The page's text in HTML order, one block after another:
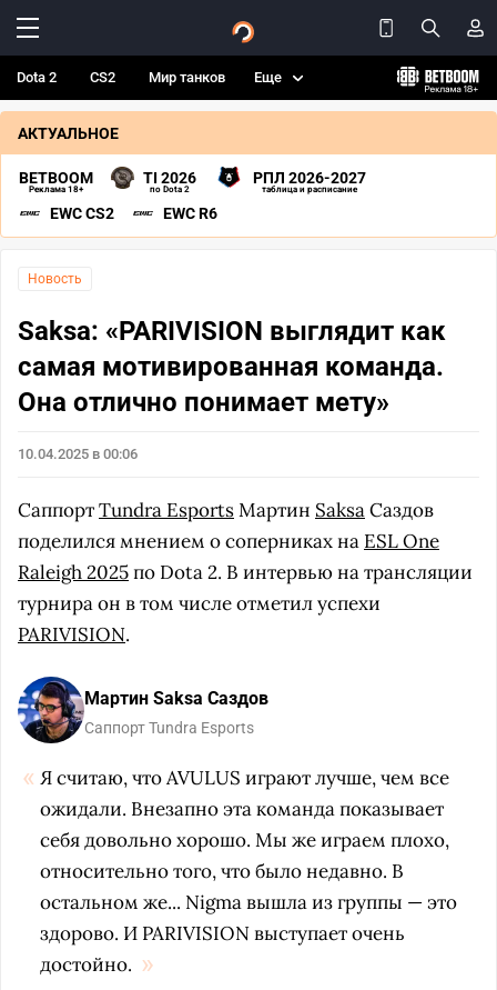
Dota 2 CS2 Мир танков Еще
АКТУАЛЬНОЕ
BETBOOM
Реклама 18+
TI 2026
по Dota 2
РПЛ 2026-2027
таблица и расписание
EWC CS2 EWC R6
Новость
Saksa: «PARIVISION выглядит как
самая мотивированная команда.
Она отлично понимает мету»
10.04.2025 в 00:06
СаппортTundra EsportsМартин SaksaСаздов
поделился мнением о соперниках на ESL One
Raleigh 2025по Dota 2. В интервью на трансляции
турнира он в том числе отметил успехи
PARIVISION.
Мартин Saksa Саздов
Саппорт Tundra Esports
Я считаю, что AVULUS играют лучше, чем все
ожидали. Внезапно эта команда показывает
себя довольно хорошо. Мы же играем плохо,
относительно того, что было недавно. В
остальном же... Nigma вышла из группы — это
здорово. И PARIVISION выступает очень
достойно.